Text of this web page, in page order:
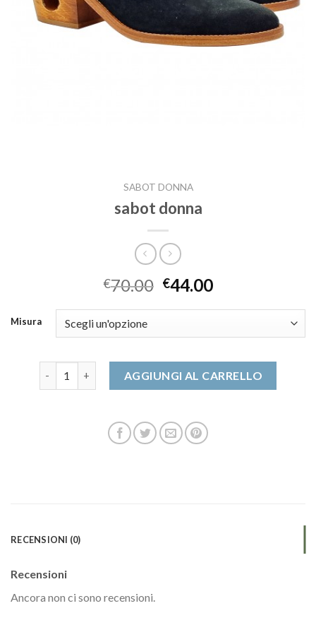
SABOT DONNA
sabot donna
€70.00 €44.00
Misura
AGGIUNGI AL CARRELLO
RECENSIONI (0)
Recensioni
Ancora non ci sono recensioni.